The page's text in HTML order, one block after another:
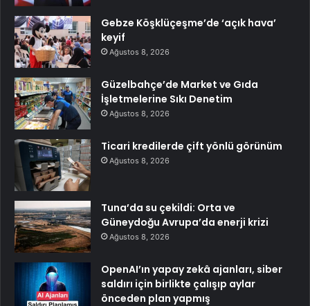
Gebze Köşklüçeşme’de ‘açık hava’
keyif
Ağustos 8, 2026
Güzelbahçe’de Market ve Gıda
İşletmelerine Sıkı Denetim
Ağustos 8, 2026
Ticari kredilerde çift yönlü görünüm
Ağustos 8, 2026
Tuna’da su çekildi: Orta ve
Güneydoğu Avrupa’da enerji krizi
Ağustos 8, 2026
OpenAI’ın yapay zekâ ajanları, siber
saldırı için birlikte çalışıp aylar
önceden plan yapmış